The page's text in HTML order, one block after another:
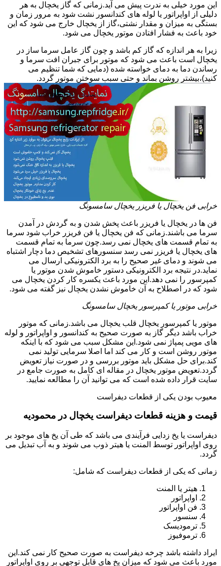
این مورد خیلی به ندرت پیش می آید.زمانی که گاز یخچال به هر
دلیلی از اواپراتور یا لوله های کندانسور نشت شود به مرور زمان و
بستگی به میزان و مقدار نشتی،گاز از یخچال خارج می شود که این
خود باعث به فشار افتادن موتور یخچال می شود.
زیرا به هر اندازه که گاز کم باشد و چون گاز عامل سرما ساز در
یخچال است باعث می شود که موتور برای جبران افت سرما و
رساندن دما به دمای خواسته شده (دمایی که شما تنظیم می
کنید)،بیشتر روشن بماند و حتی سبب سوختن موتور گردد.
خرابی فن یخچال یا فریزر یخچال سامسونگ
فن ها در یخچال یا فریزر باعث پخش شدن و به گردش در آمدن
سرما می باشند.زمانی که فن یخچال یا فن فریزر خراب شود سرما
به تمام قسمت های یخچال نمی رسد.چون سرما به تمام قسمت
های یخچال یا فریزر نمی رسد سنسورهای تشخیص دما دچار اشتباه
می شوند و دمای غیر صحیح را به برد الکترونیکی ارسال می
نماید.در نتیجه برد الکترونیکی دستور خاموش شدن موتور یا
کمپرسور را نمی دهد.این مورد باعث یکسره کار کردن یخچال می
شود که در اصطلاح به آن خاموش نشدن یخچال نیز گفته می شود.
خرابی موتور یا کمپرسور یخچال سامسونگ
موتور یا کمپرسور یخچال قلب یخچال می باشد.زمانی که موتور
خراب باشد دیگر گاز به صورت صحیح به کندانسور و اواپراتور و لوله
های مویی پمپاژ نمی شود.این مشکل سبب می شود که با اینکه
موتور روشن است و کار می کند اما اصلا سرمایی تولید نمی
کند.برای حل مشکل باید موتور بررسی و در صورت نیاز تعویض
گردد.تعویض موتور یخچال در مقاله ای کامل به صورت جامع در
سایت قرار داده شده است که می توانید آن را مطالعه نمایید.
معیوب بودن یکی از قطعات دیفراست
قیمت و هزینه قطعات دیفراست یخچال در محمودیه
دیفراست یا یخ زدایی فرآیندی می باشد که طی آن یخ های موجود بر
روی اواپراتور توسط المنت یا هیتر ذوب می شوند و به آب تبدیل می
گردد.
زمانی که یکی از قطعات دیفراست که شامل:
هیتر یا المنت
اواپراتور
فن اواپراتور
سنسور
ترمودیسک
ترموفیوز
ایراد داشته باشد چرخه دیفراست به صورت صحیح کار نمی کند.این
مورد باعث می شود که میزان یخ های قابل توجهی بر روی اواپراتور